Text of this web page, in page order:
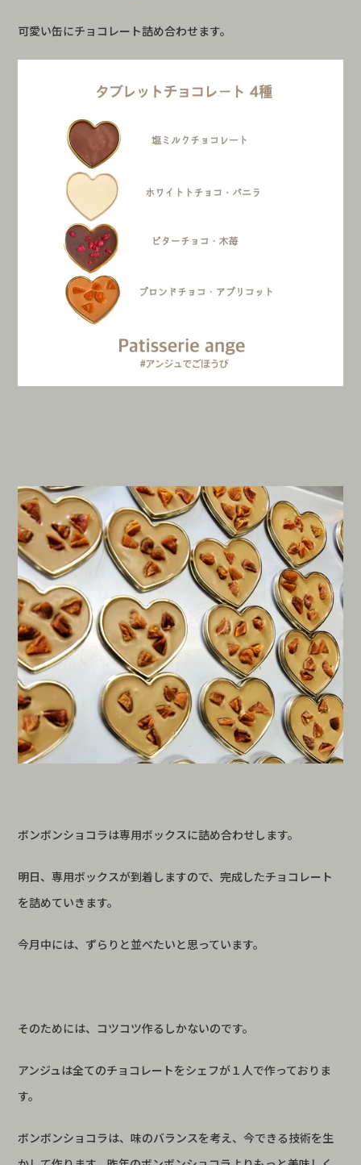
可愛い缶にチョコレート詰め合わせます。
ボンボンショコラは専用ボックスに詰め合わせします。
明日、専用ボックスが到着しますので、完成したチョコレート
を詰めていきます。
今月中には、ずらりと並べたいと思っています。
そのためには、コツコツ作るしかないのです。
アンジュは全てのチョコレートをシェフが１人で作っておりま
す。
ボンボンショコラは、味のバランスを考え、今できる技術を生